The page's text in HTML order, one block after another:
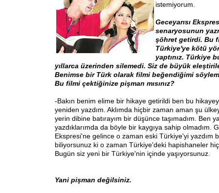
istemiyorum.
Geceyarısı
senaryosunun
şöhret getirdi. Bu
Türkiye'ye kötü
yaptınız. Türkiye
yıllarca üzerinden silemedi. Siz de büyük
Benimse bir Türk olarak filmi beğendiğimi
Bu filmi çektiğinize pişman mısınız?
-Bakın benim elime bir hikaye getirildi ben bu
yeniden yazdım. Aklımda hiçbir zaman aman şu
yerin dibine batırayım bir düşünce taşımadım. Ben
yazdıklarımda da böyle bir kaygıya sahip olmadım.
Ekspresi'ne gelince o zaman eski Türkiye'yi yazdım
biliyorsunuz ki o zaman Türkiye'deki hapishaneler hiç
Bugün siz yeni bir Türkiye'nin içinde yaşıyorsunuz.
Yani pişman değilsiniz.